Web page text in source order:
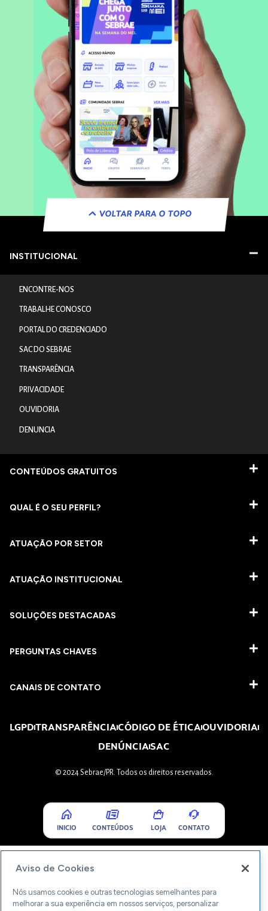
VOLTAR PARA O TOPO
INSTITUCIONAL
ENCONTRE-NOS
TRABALHE CONOSCO
PORTAL DO CREDENCIADO
SAC DO SEBRAE
TRANSPARÊNCIA
PRIVACIDADE
OUVIDORIA
DENUNCIA
CONTEÚDOS GRATUITOS
QUAL É O SEU PERFIL?
ATUAÇÃO POR SETOR
ATUAÇÃO INSTITUCIONAL
SOLUÇÕES DESTACADAS
PERGUNTAS CHAVES​
CANAIS DE CONTATO
LGPDTRANSPARÊNCIACÓDIGO DE ÉTICAOUVIDORIA
DENÚNCIASAC
© 2024 Sebrae/PR. Todos os direitos reservados.
INICIO CONTEÚDOS LOJA CONTATO
Aviso de Cookies
Nós usamos cookies e outras tecnologias semelhantes para
melhorar a sua experiência em nossos serviços, personalizar